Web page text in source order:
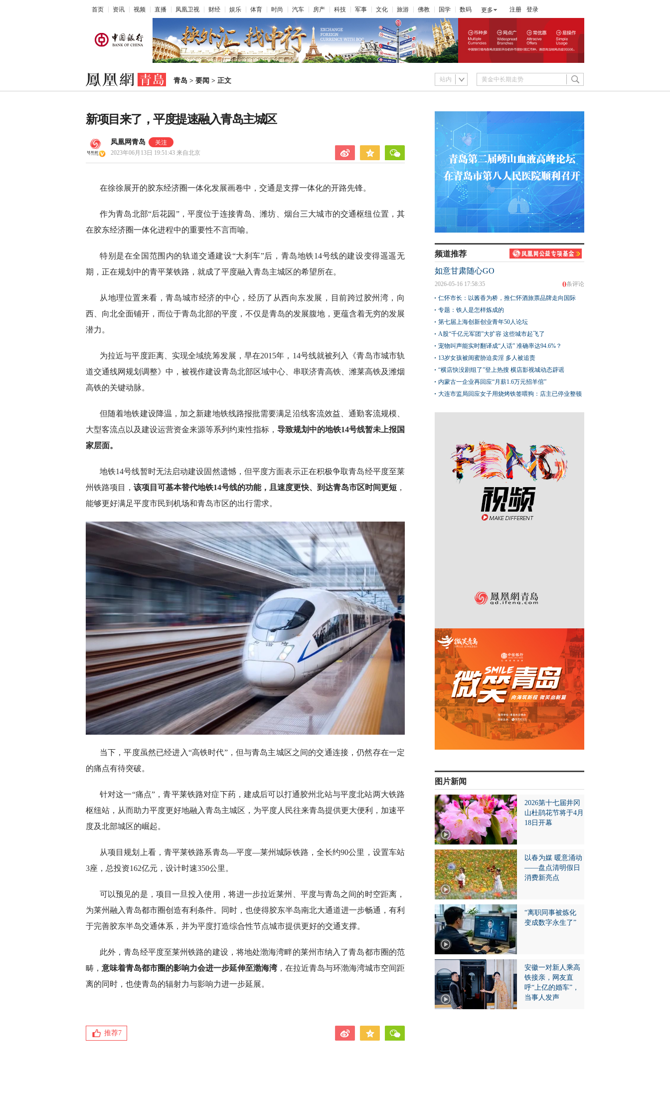
首页 资讯 视频 直播 凤凰卫视 财经 娱乐 体育 时尚 汽车 房产 科技 军事 文化 旅游 佛教 国学 数码 更多 注册 登录
青岛 > 要闻 > 正文 站内
新项目来了，平度提速融入青岛主城区
凤凰网青岛
2023年06月13日 19:51:43 来自北京
在徐徐展开的胶东经济圈一体化发展画卷中，交通是支撑一体化的开路先锋。
作为青岛北部“后花园”，平度位于连接青岛、潍坊、烟台三大城市的交通枢纽位置，其
在胶东经济圈一体化进程中的重要性不言而喻。
特别是在全国范围内的轨道交通建设“大刹车”后，青岛地铁14号线的建设变得遥遥无
期，正在规划中的青平莱铁路，就成了平度融入青岛主城区的希望所在。
从地理位置来看，青岛城市经济的中心，经历了从西向东发展，目前跨过胶州湾，向
西、向北全面铺开，而位于青岛北部的平度，不仅是青岛的发展腹地，更蕴含着无穷的发展
潜力。
为拉近与平度距离、实现全域统筹发展，早在2015年，14号线就被列入《青岛市城市轨
道交通线网规划调整》中，被视作建设青岛北部区域中心、串联济青高铁、潍莱高铁及潍烟
高铁的关键动脉。
但随着地铁建设降温，加之新建地铁线路报批需要满足沿线客流效益、通勤客流规模、
大型客流点以及建设运营资金来源等系列约束性指标， 导致规划中的地铁14号线暂未上报国
家层面。
地铁14号线暂时无法启动建设固然遗憾，但平度方面表示正在积极争取青岛经平度至莱
州铁路项目， 该项目可基本替代地铁14号线的功能，且速度更快、到达青岛市区时间更短 ，
能够更好满足平度市民到机场和青岛市区的出行需求。
当下，平度虽然已经进入“高铁时代”，但与青岛主城区之间的交通连接，仍然存在一定
的痛点有待突破。
针对这一“痛点”，青平莱铁路对症下药，建成后可以打通胶州北站与平度北站两大铁路
枢纽站，从而助力平度更好地融入青岛主城区，为平度人民往来青岛提供更大便利，加速平
度及北部城区的崛起。
从项目规划上看，青平莱铁路系青岛—平度—莱州城际铁路，全长约90公里，设置车站
3座，总投资162亿元，设计时速350公里。
可以预见的是，项目一旦投入使用，将进一步拉近莱州、平度与青岛之间的时空距离，
为莱州融入青岛都市圈创造有利条件。同时，也使得胶东半岛南北大通道进一步畅通，有利
于完善胶东半岛交通体系，并为平度打造综合性节点城市提供更好的交通支撑。
此外，青岛经平度至莱州铁路的建设，将地处渤海湾畔的莱州市纳入了青岛都市圈的范
畴， 意味着青岛都市圈的影响力会进一步延伸至渤海湾，在拉近青岛与环渤海湾城市空间距
离的同时，也使青岛的辐射力与影响力进一步延展。
推荐7
频道推荐
如意甘肃随心GO
0条评论
2026-05-16 17:58:35
仁怀市长：以酱香为桥，推仁怀酒旅票品牌走向国际
专题：铁人是怎样炼成的
第七届上海创新创业青年50人论坛
A股“千亿元军团”大扩容 这些城市起飞了
宠物叫声能实时翻译成“人话” 准确率达94.6%？
13岁女孩被闺蜜胁迫卖淫 多人被追责
“横店快没剧组了”登上热搜 横店影视城动态辟谣
内蒙古一企业再回应“月薪1.6万元招羊倌”
大连市监局回应女子用烧烤铁签喂狗：店主已停业整顿
图片新闻
2026第十七届井冈
山杜鹃花节将于4月
18日开幕
以春为媒 暖意涌动
——盘点清明假日
消费新亮点
“离职同事被炼化
变成数字永生了”
安徽一对新人乘高
铁接亲，网友直
呼“上亿的婚车”，
当事人发声